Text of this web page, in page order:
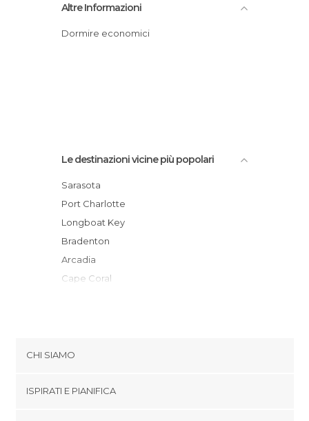
Altre Informazioni
Dormire economici
Le destinazioni vicine più popolari
Sarasota
Port Charlotte
Longboat Key
Bradenton
Arcadia
Cape Coral
Sanibel
Madeira Beach
CHI SIAMO
ISPIRATI E PIANIFICA